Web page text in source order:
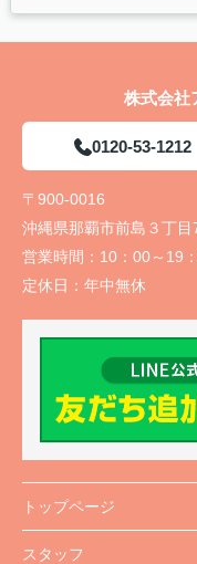
株式会社
0120-53-1212
〒900-0016
沖縄県那覇市前島３丁
営業時間： 10：00～19
定休日： 年中無休
トップページ
スタッフ